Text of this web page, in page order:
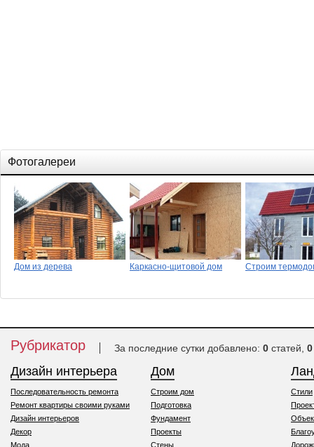
Фотогалереи
Дом из дерева Каркасно-щитовой дом Строим
Рубрикатор За последние сутки добавлено: 0 статей, 0
Дизайн интерьера
Последовательность ремонта
Ремонт квартиры своими руками
Дизайн интерьеров
Декор
Мода
Дом
Строим дом
Подготовка
Фундамент
Проекты
Стены
Стили